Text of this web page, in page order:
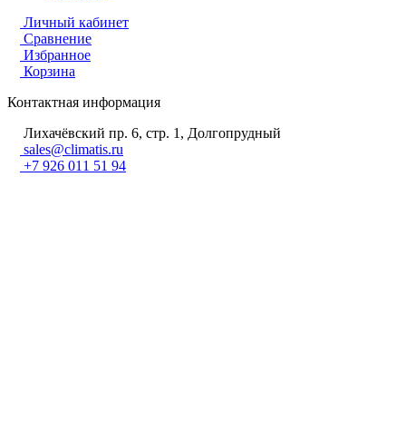
Личный кабинет
Сравнение
Избранное
Корзина
Контактная информация
Лихачёвский пр. 6, стр. 1, Долгопрудный
sales@climatis.ru
+7 926 011 51 94